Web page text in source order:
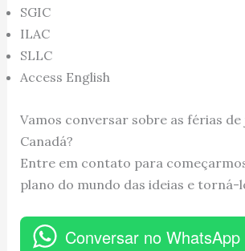
SGIC
ILAC
SLLC
Access English
Vamos conversar sobre as férias de
Canadá?
Entre em contato para
plano do mundo das ideias e torná-
Conversar no WhatsApp